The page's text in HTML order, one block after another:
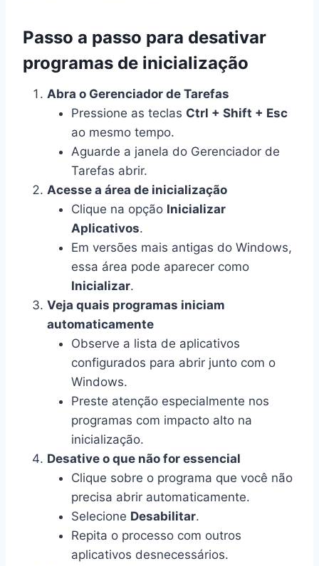
Passo a passo para desativar
programas de inicialização
Abra o Gerenciador de Tarefas
Pressione as teclas Ctrl + Shift + Esc
ao mesmo tempo.
Aguarde a janela do Gerenciador de
Tarefas abrir.
Acesse a área de inicialização
Clique na opção Inicializar
Aplicativos.
Em versões mais antigas do Windows,
essa área pode aparecer como
Inicializar.
Veja quais programas iniciam
automaticamente
Observe a lista de aplicativos
configurados para abrir junto com o
Windows.
Preste atenção especialmente nos
programas com impacto alto na
inicialização.
Desative o que não for essencial
Clique sobre o programa que você não
precisa abrir automaticamente.
Selecione Desabilitar.
Repita o processo com outros
aplicativos desnecessários.